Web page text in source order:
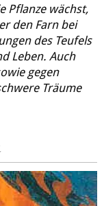
Pflanze wächst,
den Farn bei
des Teufels
Leben. Auch
gegen
Träume